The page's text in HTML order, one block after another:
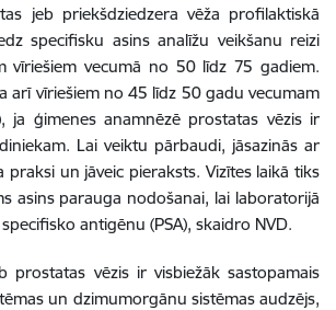
jeb priekšdziedzera vēža profilaktiskā
specifisku asins analīžu veikšanu reizi
vīriešiem vecumā no 50 līdz 75 gadiem.
arī vīriešiem no 45 līdz 50 gadu vecumam
ja ģimenes anamnēzē prostatas vēzis ir
Lai veiktu pārbaudi, jāsazinās ar
praksi un jāveic pieraksts. Vizītes laikā tiks
asins parauga nodošanai, lai laboratorijā
antigēnu (PSA), skaidro NVD.
prostatas vēzis ir visbiežāk sastopamais
un dzimumorgānu sistēmas audzējs,